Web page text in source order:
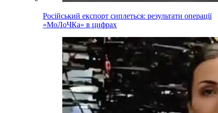
Російський експорт сиплеться: результати операції
«МоЛоЧКа» в цифрах